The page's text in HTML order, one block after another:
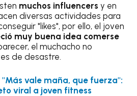
muchos influencersy en
diversas actividades para
"likes", por ello, el joven
muy buena idea comerse
el muchacho no
de desastre.
vale maña, que fuerza":
viral a joven fitness